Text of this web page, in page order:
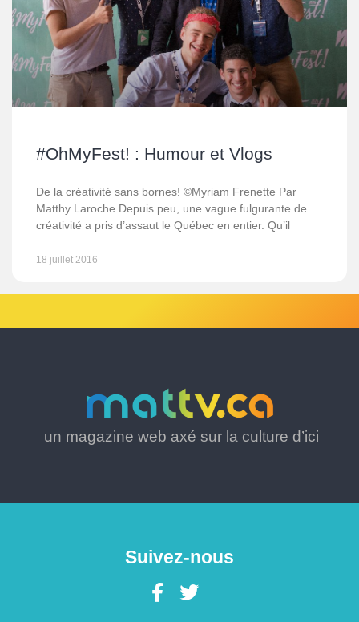
#OhMyFest! : Humour et Vlogs
De la créativité sans bornes! ©Myriam Frenette Par
Matthy Laroche Depuis peu, une vague fulgurante de
créativité a pris d’assaut le Québec en entier. Qu’il
18 juillet 2016
un magazine web axé sur la culture d’ici
Suivez-nous